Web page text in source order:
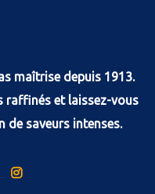
maîtrise depuis 1913.
raffinés et laissez-vous
de saveurs intenses.